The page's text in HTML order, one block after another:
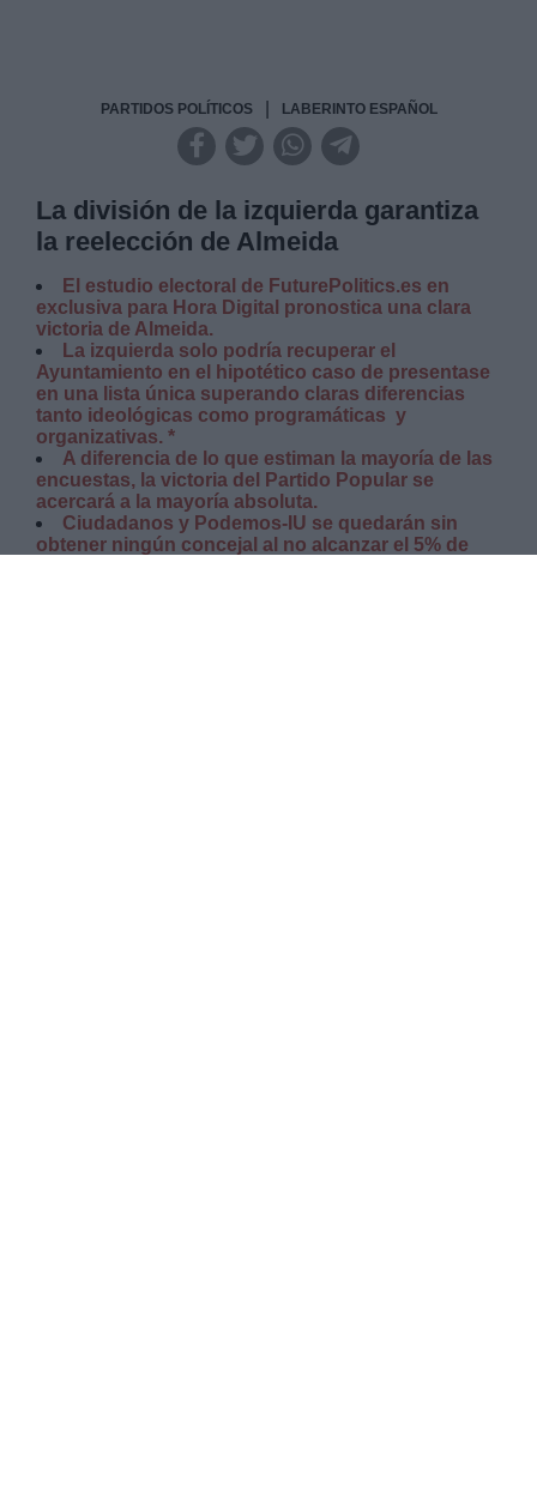
PARTIDOS POLÍTICOS LABERINTO ESPAÑOL
La división de la izquierda garantiza
la reelección de Almeida
El estudio electoral de FuturePolitics.es en
exclusiva para Hora Digital pronostica una clara
victoria de Almeida.
La izquierda solo podría recuperar el
Ayuntamiento en el hipotético caso de presentase
en una lista única superando claras diferencias
tanto ideológicas como programáticas y
organizativas. *
A diferencia de lo que estiman la mayoría de las
encuestas, la victoria del Partido Popular se
acercará a la mayoría absoluta.
Ciudadanos y Podemos-IU se quedarán sin
obtener ningún concejal al no alcanzar el 5% de